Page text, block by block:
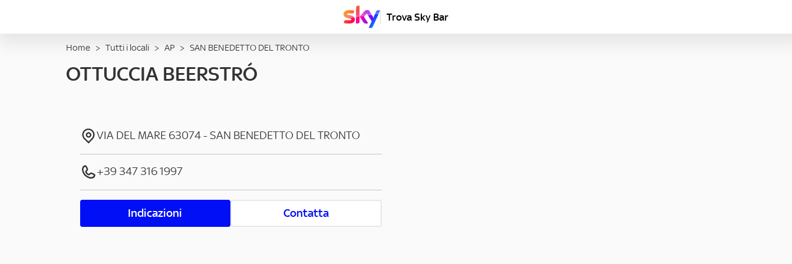
Trova Sky Bar
Home > Tutti i locali > AP > SAN BENEDETTO DEL TRONTO
OTTUCCIA BEERSTRÓ
VIA DEL MARE 63074- SAN BENEDETTO DEL TRONTO
+39 347 316 1997
Indicazioni Contatta